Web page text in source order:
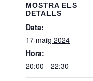
MOSTRA ELS
DETALLS
Data:
17 maig 2024
Hora:
20:00 - 22:30